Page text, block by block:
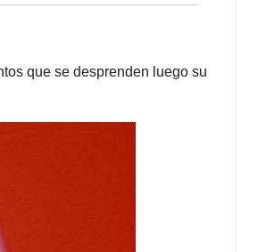
que se desprenden luego su